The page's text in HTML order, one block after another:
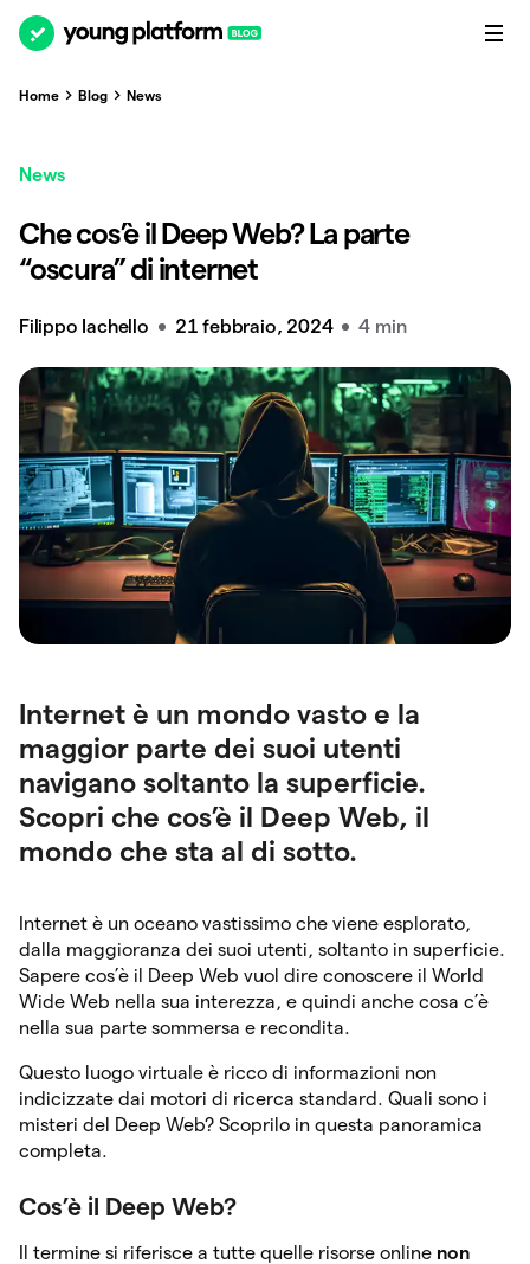
Home Blog News
News
Che cos’è il Deep Web? La parte
“oscura” di internet
Filippo Iachello 21 febbraio, 2024 4 min
Internet è un mondo vasto e la
maggior parte dei suoi utenti
navigano soltanto la superficie.
Scopri che cos’è il Deep Web, il
mondo che sta al di sotto.
Internet è un oceano vastissimo che viene esplorato,
dalla maggioranza dei suoi utenti, soltanto in superficie.
Sapere cos’è il Deep Web vuol dire conoscere il World
Wide Web nella sua interezza, e quindi anche cosa c’è
nella sua parte sommersa e recondita.
Questo luogo virtuale è ricco di informazioni non
indicizzate dai motori di ricerca standard. Quali sono i
misteri del Deep Web? Scoprilo in questa panoramica
completa.
Cos’è il Deep Web?
Il termine si riferisce a tutte quelle risorse online non